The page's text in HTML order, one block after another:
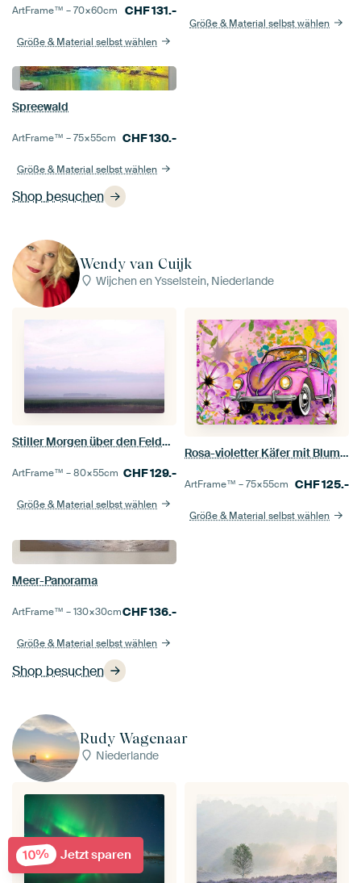
Shop besuchen
ArtFrame™ –70×60cm CHF131.-
Größe & Material selbst wählen
Größe & Material selbst wählen
Spreewald
ArtFrame™ –75×55cm CHF130.-
Größe & Material selbst wählen
Wendy van Cuijk
Wijchen en Ysselstein, Niederlande
Shop besuchen
Stiller Morgen über den Feldern
ArtFrame™ –80×55cm CHF129.-
Größe & Material selbst wählen
Rosa-violetter Käfer mit Blumen
ArtFrame™ –75×55cm CHF125.-
Größe & Material selbst wählen
Meer-Panorama
ArtFrame™ –130×30cmCHF136.-
Größe & Material selbst wählen
Rudy Wagenaar
Niederlande
10% Jetzt sparen